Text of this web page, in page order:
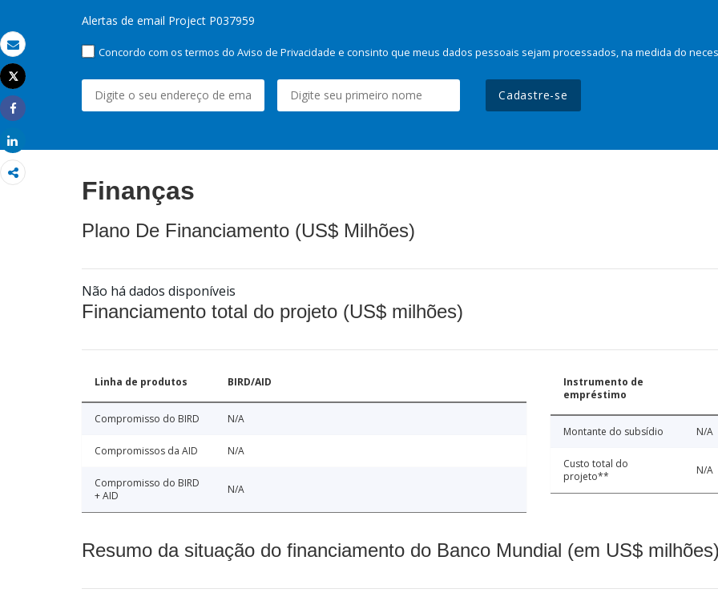
Email
Imprimir
Tweet
Share
Alertas de email Project P037959
Concordo com os termos do Aviso de Privacidade e consinto que meus dados pessoais sejam processados, na medida do
Cadastre-se
Finanças
Plano De Financiamento (US$ Milhões)
Não há dados disponíveis
Financiamento total do projeto (US$ milhões)
Linha de produtos BIRD/AID
Compromisso do BIRD N/A
Compromissos da AID N/A
Compromisso do BIRD
+ AID
N/A
Instrumento de
empréstimo
Montante do subsídio N/A
Custo total do
projeto**
N/A
Resumo da situação do financiamento do Banco Mundial (em US$